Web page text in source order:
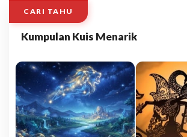
CARI TAHU
Kumpulan Kuis Menarik